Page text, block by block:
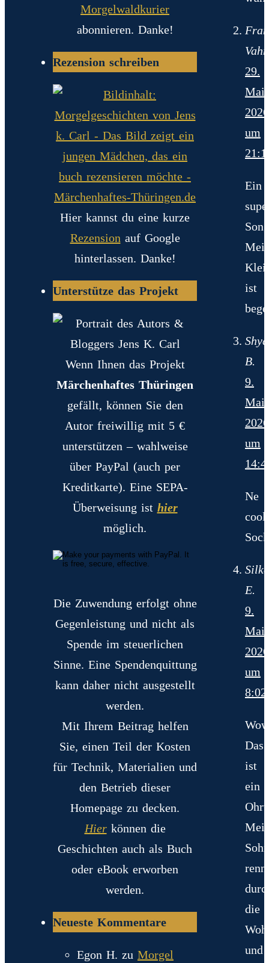
Vahn
29.
Mai
2026
um
Ein
ist
B.
9.
Mai
2026
um
Ne
Silke
E.
9.
Mai
2026
um
8:02
Das
ist
ein
Sohn
die
und
Morgelwaldkurier
abonnieren. Danke!
Rezension schreiben
Hier kannst du eine kurze
Rezension auf Google
hinterlassen. Danke!
Unterstütze das Projekt
Wenn Ihnen das Projekt
Märchenhaftes Thüringen
gefällt, können Sie den
Autor freiwillig mit 5 €
unterstützen – wahlweise
über PayPal (auch per
Kreditkarte). Eine SEPA-
Überweisung ist hier
möglich.
Die Zuwendung erfolgt ohne
Gegenleistung und nicht als
Spende im steuerlichen
Sinne. Eine Spendenquittung
kann daher nicht ausgestellt
werden.
Mit Ihrem Beitrag helfen
Sie, einen Teil der Kosten
für Technik, Materialien und
den Betrieb dieser
Homepage zu decken.
Hierkönnen die
Geschichten auch als Buch
oder eBook erworben
werden.
Neueste Kommentare
Egon H. zu Morgel